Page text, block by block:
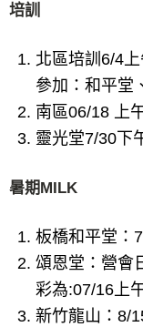
培訓
北區培訓6/4
參加：和平堂
南區06/18 上
靈光堂7/30下
暑期MILK
板橋和平堂：
頌恩堂：營會
彩為:07/16上
新竹龍山：8/